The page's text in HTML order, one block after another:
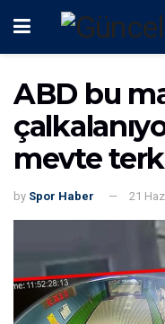
ABD bu
mevte
by Spor Haber 21